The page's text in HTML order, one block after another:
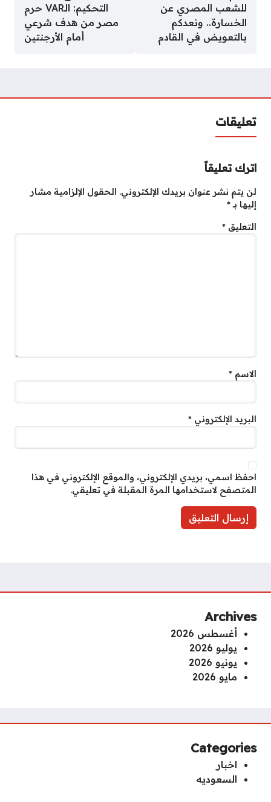
للشعب المصري عن
الخسارة.. ونعدكم
بالتعويض في القادم
التحكيم: الـVAR حرم
مصر من هدف شرعي
أمام الأرجنتين
تعليقات
اترك تعليقاً
لن يتم نشر عنوان بريدك الإلكتروني. الحقول الإلزامية مشار
إليها بـ*
التعليق *
الاسم *
البريد الإلكتروني *
احفظ اسمي، بريدي الإلكتروني، والموقع الإلكتروني في هذا
المتصفح لاستخدامها المرة المقبلة في تعليقي.
Archives
أغسطس 2026
يوليو 2026
يونيو 2026
مايو 2026
Categories
اخبار
السعوديه